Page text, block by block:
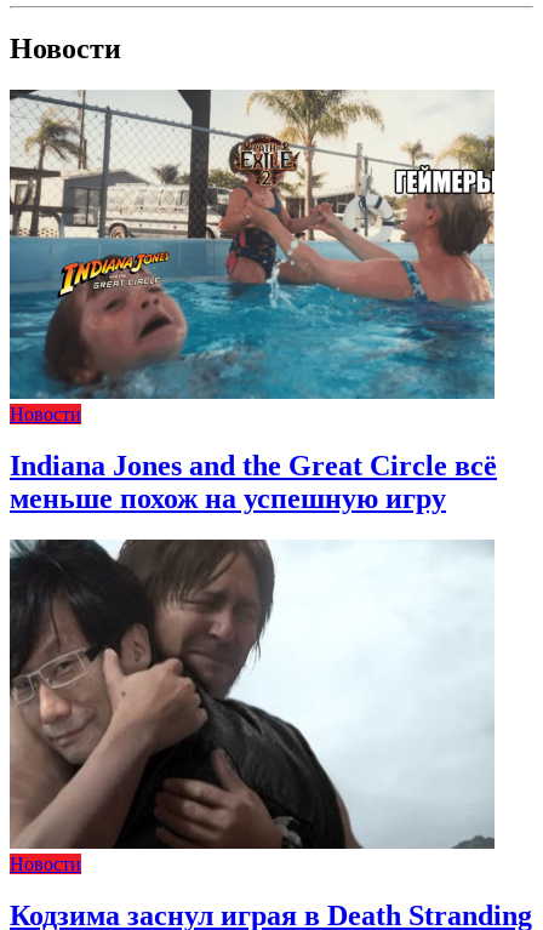
Новости
Новости
Indiana Jones and the Great Circle всё
меньше похож на успешную игру
Новости
Кодзима заснул играя в Death Stranding